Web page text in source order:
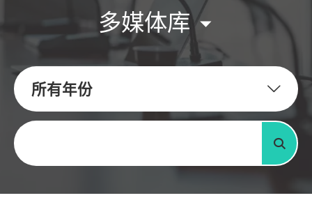
多媒体库
所有年份
关键字
搜寻